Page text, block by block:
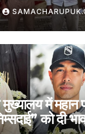
में महान
को दी